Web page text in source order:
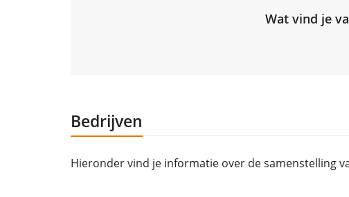
Wat vind je
Bedrijven
Hieronder vind je informatie over de samenstelling